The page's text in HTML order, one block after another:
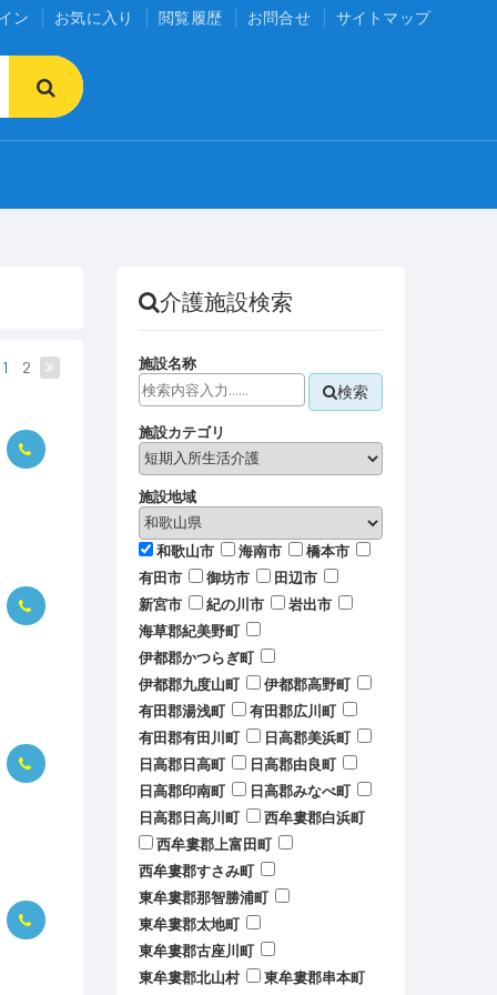
ン お気に入り 閲覧履歴 お問合せ サイトマップ
1 2
介護施設検索
施設名称
検索
施設カテゴリ
施設地域
和歌山市 海南市
橋本市
有田市
御坊市
田辺市
新宮市
紀の川市
岩出市
海草郡紀美野町
伊都郡かつらぎ町
伊都郡九度山町
伊都郡高野町
有田郡湯浅町
有田郡広川町
有田郡有田川町
日高郡美浜町
日高郡日高町
日高郡由良町
日高郡印南町
日高郡みなべ町
日高郡日高川町
西牟婁郡白浜町
西牟婁郡上富田町
西牟婁郡すさみ町
東牟婁郡那智勝浦町
東牟婁郡太地町
東牟婁郡古座川町
東牟婁郡北山村
東牟婁郡串本町